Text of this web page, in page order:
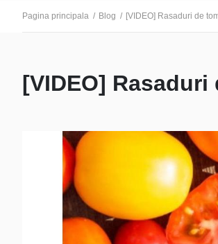
Pagina principala Blog [VIDEO] Rasaduri de
[VIDEO] Rasaduri